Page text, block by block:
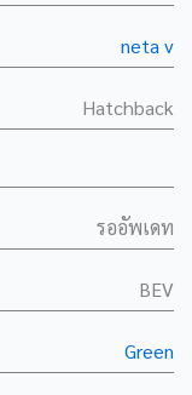
neta v
Hatchback
รออัพเดท
BEV
Green